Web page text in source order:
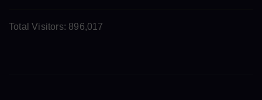
Total Visitors: 896,017